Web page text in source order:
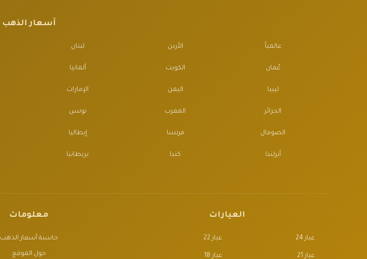
أسعار الذهب
عالمياً الأردن لبنان
عُمان الكويت ألمانيا
ليبيا اليمن الإمارات
الجزائر المغرب تونس
الصومال فرنسا إيطاليا
أيرلندا كندا بريطانيا
العيارات
عيار 24 عيار 22
عيار 21 عيار 18
معلومات
حاسبة أسعار الذهب
حول الموقع